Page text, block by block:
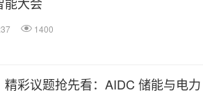
1400
精彩议题抢先看：AIDC 储能与电力